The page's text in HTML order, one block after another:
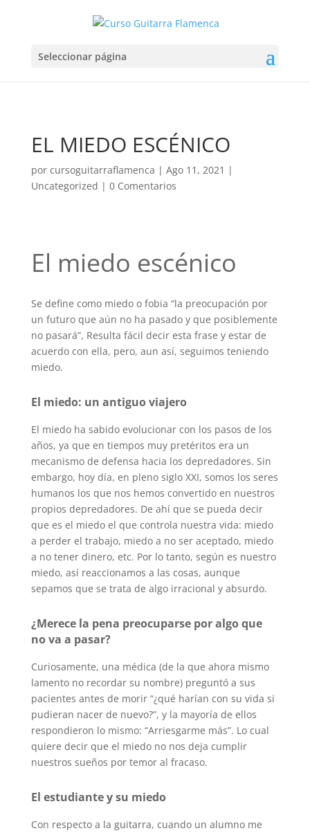
Seleccionar página
EL MIEDO ESCÉNICO
por cursoguitarraflamenca | Ago 11, 2021 |
Uncategorized | 0 Comentarios
El miedo escénico
Se define como miedo o fobia “la preocupación por
un futuro que aún no ha pasado y que posiblemente
no pasará”, Resulta fácil decir esta frase y estar de
acuerdo con ella, pero, aun así, seguimos teniendo
miedo.
El miedo: un antiguo viajero
El miedo ha sabido evolucionar con los pasos de los
años, ya que en tiempos muy pretéritos era un
mecanismo de defensa hacia los depredadores. Sin
embargo, hoy día, en pleno siglo XXI, somos los seres
humanos los que nos hemos convertido en nuestros
propios depredadores. De ahí que se pueda decir
que es el miedo el que controla nuestra vida: miedo
a perder el trabajo, miedo a no ser aceptado, miedo
a no tener dinero, etc. Por lo tanto, según es nuestro
miedo, así reaccionamos a las cosas, aunque
sepamos que se trata de algo irracional y absurdo.
¿Merece la pena preocuparse por algo que
no va a pasar?
Curiosamente, una médica (de la que ahora mismo
lamento no recordar su nombre) preguntó a sus
pacientes antes de morir “¿qué harían con su vida si
pudieran nacer de nuevo?”, y la mayoría de ellos
respondieron lo mismo: “Arriesgarme más”. Lo cual
quiere decir que el miedo no nos deja cumplir
nuestros sueños por temor al fracaso.
El estudiante y su miedo
Con respecto a la guitarra, cuando un alumno me